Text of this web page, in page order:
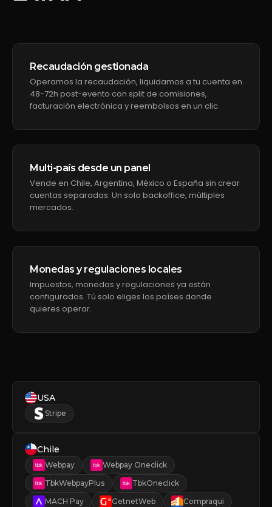
Recaudación gestionada
Operamos la recaudación, liquidamos a tu cuenta en
48-72h post-evento con split de comisiones,
facturación electrónica y reembolsos en un clic.
Multi-país desde un panel
Vende en Chile, Argentina, México o España sin crear
cuentas separadas. Un solo backoffice, múltiples
mercados.
Monedas y regulaciones locales
Impuestos, monedas y regulaciones ya están
configurados. Tú solo eliges los países donde
quieres operar.
USA
Stripe
Chile
Webpay
Webpay Oneclick
TbkWebpayPlus
TbkOneclick
MACH Pay
GetnetWeb
Compraqui